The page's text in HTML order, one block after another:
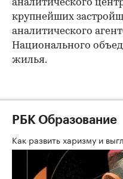
аналитического
крупнейших
аналитического
Национального
жилья.
РБК Образование
Как развить харизму и